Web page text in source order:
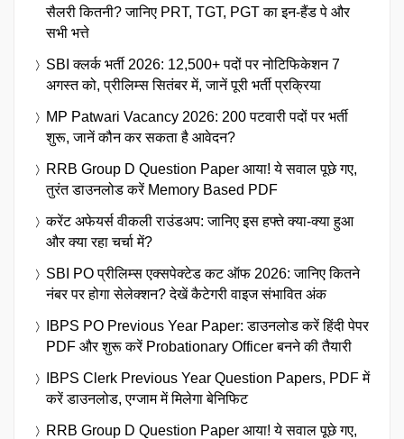
सैलरी कितनी? जानिए PRT, TGT, PGT का इन-हैंड पे और
सभी भत्ते
SBI क्लर्क भर्ती 2026: 12,500+ पदों पर नोटिफिकेशन 7
अगस्त को, प्रीलिम्स सितंबर में, जानें पूरी भर्ती प्रक्रिया
MP Patwari Vacancy 2026: 200 पटवारी पदों पर भर्ती
शुरू, जानें कौन कर सकता है आवेदन?
RRB Group D Question Paper आया! ये सवाल पूछे गए,
तुरंत डाउनलोड करें Memory Based PDF
करेंट अफेयर्स वीकली राउंडअप: जानिए इस हफ्ते क्या-क्या हुआ
और क्या रहा चर्चा में?
SBI PO प्रीलिम्स एक्सपेक्टेड कट ऑफ 2026: जानिए कितने
नंबर पर होगा सेलेक्शन? देखें कैटेगरी वाइज संभावित अंक
IBPS PO Previous Year Paper: डाउनलोड करें हिंदी पेपर
PDF और शुरू करें Probationary Officer बनने की तैयारी
IBPS Clerk Previous Year Question Papers, PDF में
करें डाउनलोड, एग्जाम में मिलेगा बेनिफिट
RRB Group D Question Paper आया! ये सवाल पूछे गए,